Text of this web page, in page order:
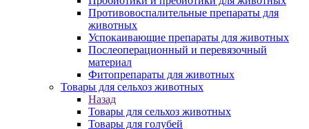
Противовоспалительные препараты для
животных
Успокаивающие препараты для животных
Послеоперационный и перевязочный
материал
Фитопрепараты для животных
Товары для сельхоз животных
Назад
Товары для сельхоз животных
Товары для голубей